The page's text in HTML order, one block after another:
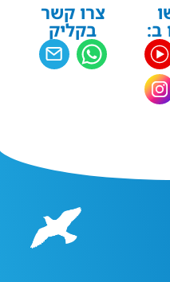
ב:
צרו קשר
בקליק